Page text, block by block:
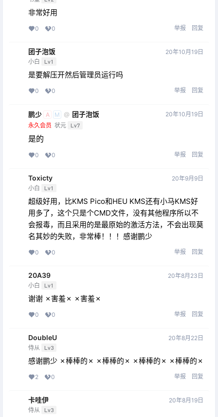
非常好用
0 0 举报 回复
团子泡饭
小白 Lv1
20年10月19日
是要解压开然后管理员运行吗
0 0 举报 回复
鹏少 A M @ 团子泡饭
永久会员 状元 Lv7
20年10月19日
是的
0 0 举报 回复
Toxicty
小白 Lv1
20年9月9日
超级好用，比KMS Pico和HEU KMS还有小马KMS好
用多了，这个只是个CMD文件，没有其他程序所以不
会报毒，而且采用的是最原始的激活方法，不会出现莫
名其妙的失败，非常棒！！！感谢鹏少
0 0 举报 回复
20A39
小白 Lv1
20年8月23日
谢谢 ✗害羞✗ ✗害羞✗
0 0 举报 回复
DoubleU
侍从 Lv3
20年8月22日
感谢鹏少 ✗棒棒的✗ ✗棒棒的✗ ✗棒棒的✗ ✗棒棒的✗
2 0 举报 回复
卡哇伊
侍从 Lv3
20年8月19日